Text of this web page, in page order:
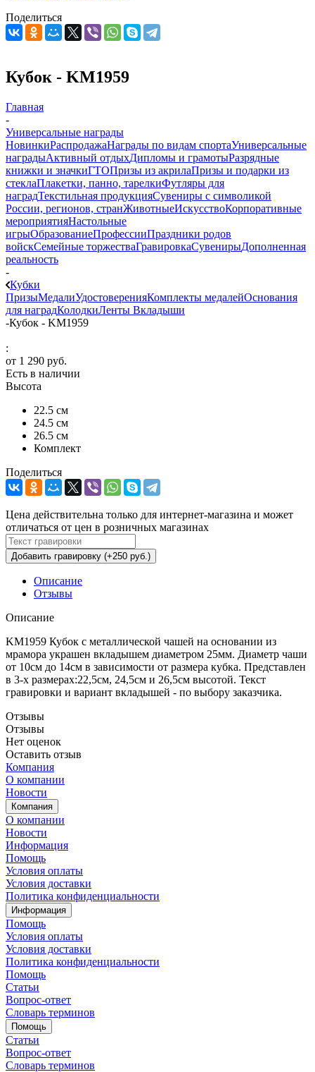
Поделиться
Кубок - KM1959
Главная
-
Универсальные награды
НовинкиРаспродажаНаграды по видам спортаУниверсальные
наградыАктивный отдыхДипломы и грамотыРазрядные
книжки и значкиГТОПризы из акрилаПризы и подарки из
стеклаПлакетки, панно, тарелкиФутляры для
наградТекстильная продукцияСувениры с символикой
России, регионов, странЖивотныеИскусствоКорпоративные
мероприятияНастольные
игрыОбразованиеПрофессииПраздники родов
войскСемейные торжестваГравировкаСувенирыДополненная
реальность
-
Кубки
ПризыМедалиУдостоверенияКомплекты медалейОснования
для наградКолодкиЛенты Вкладыши
-Кубок - KM1959
:
от 1 290 руб.
Есть в наличии
Высота
22.5 см
24.5 см
26.5 см
Комплект
Поделиться
Цена действительна только для интернет-магазина и может
отличаться от цен в розничных магазинах
Добавить гравировку (+250 руб.)
Описание
Отзывы
Описание
KM1959 Кубок с металлической чашей на основании из
мрамора украшен вкладышем диаметром 25мм. Диаметр чаши
от 10см до 14см в зависимости от размера кубка. Представлен
в 3-х размерах:22,5см, 24,5см и 26,5cм высотой. Текст
гравировки и вариант вкладышей - по выбору заказчика.
Отзывы
Отзывы
Нет оценок
Оставить отзыв
Компания
О компании
Новости
Компания
О компании
Новости
Информация
Помощь
Условия оплаты
Условия доставки
Политика конфиденциальности
Информация
Помощь
Условия оплаты
Условия доставки
Политика конфиденциальности
Помощь
Статьи
Вопрос-ответ
Словарь терминов
Помощь
Статьи
Вопрос-ответ
Словарь терминов